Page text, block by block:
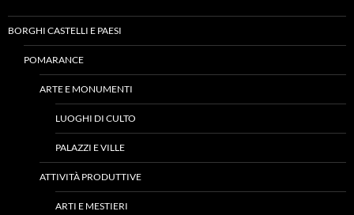
BORGHI CASTELLI E PAESI
POMARANCE
ARTE E MONUMENTI
LUOGHI DI CULTO
PALAZZI E VILLE
ATTIVITÀ PRODUTTIVE
ARTI E MESTIERI